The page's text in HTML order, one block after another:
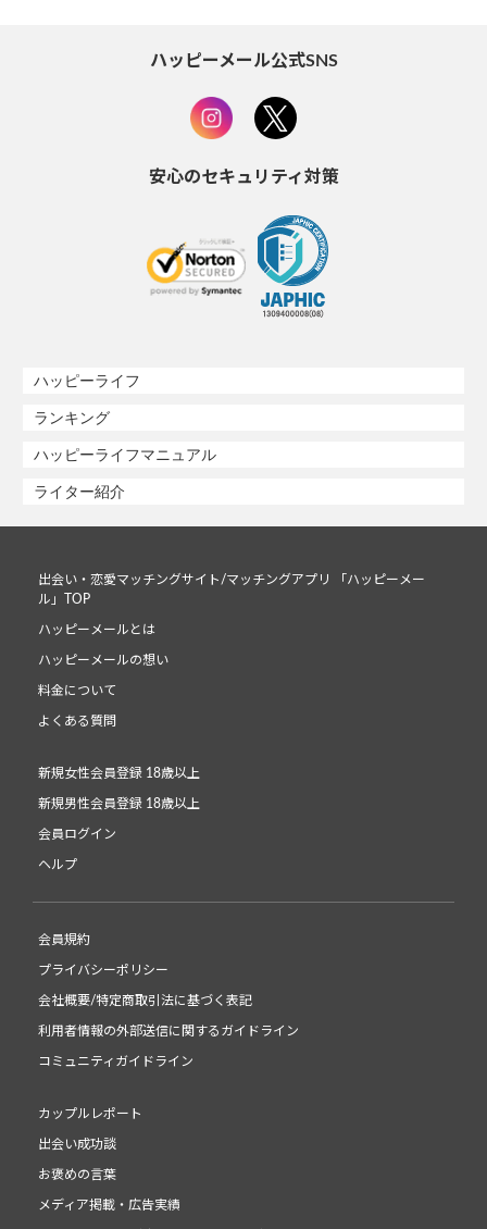
ハッピーメール公式SNS
安心のセキュリティ対策
ハッピーライフ
ランキング
ハッピーライフマニュアル
ライター紹介
出会い・恋愛マッチングサイト/マッチングアプリ 「ハッピーメー
ル」TOP
ハッピーメールとは
ハッピーメールの想い
料金について
よくある質問
新規女性会員登録 18歳以上
新規男性会員登録 18歳以上
会員ログイン
ヘルプ
会員規約
プライバシーポリシー
会社概要/特定商取引法に基づく表記
利用者情報の外部送信に関するガイドライン
コミュニティガイドライン
カップルレポート
出会い成功談
お褒めの言葉
メディア掲載・広告実績